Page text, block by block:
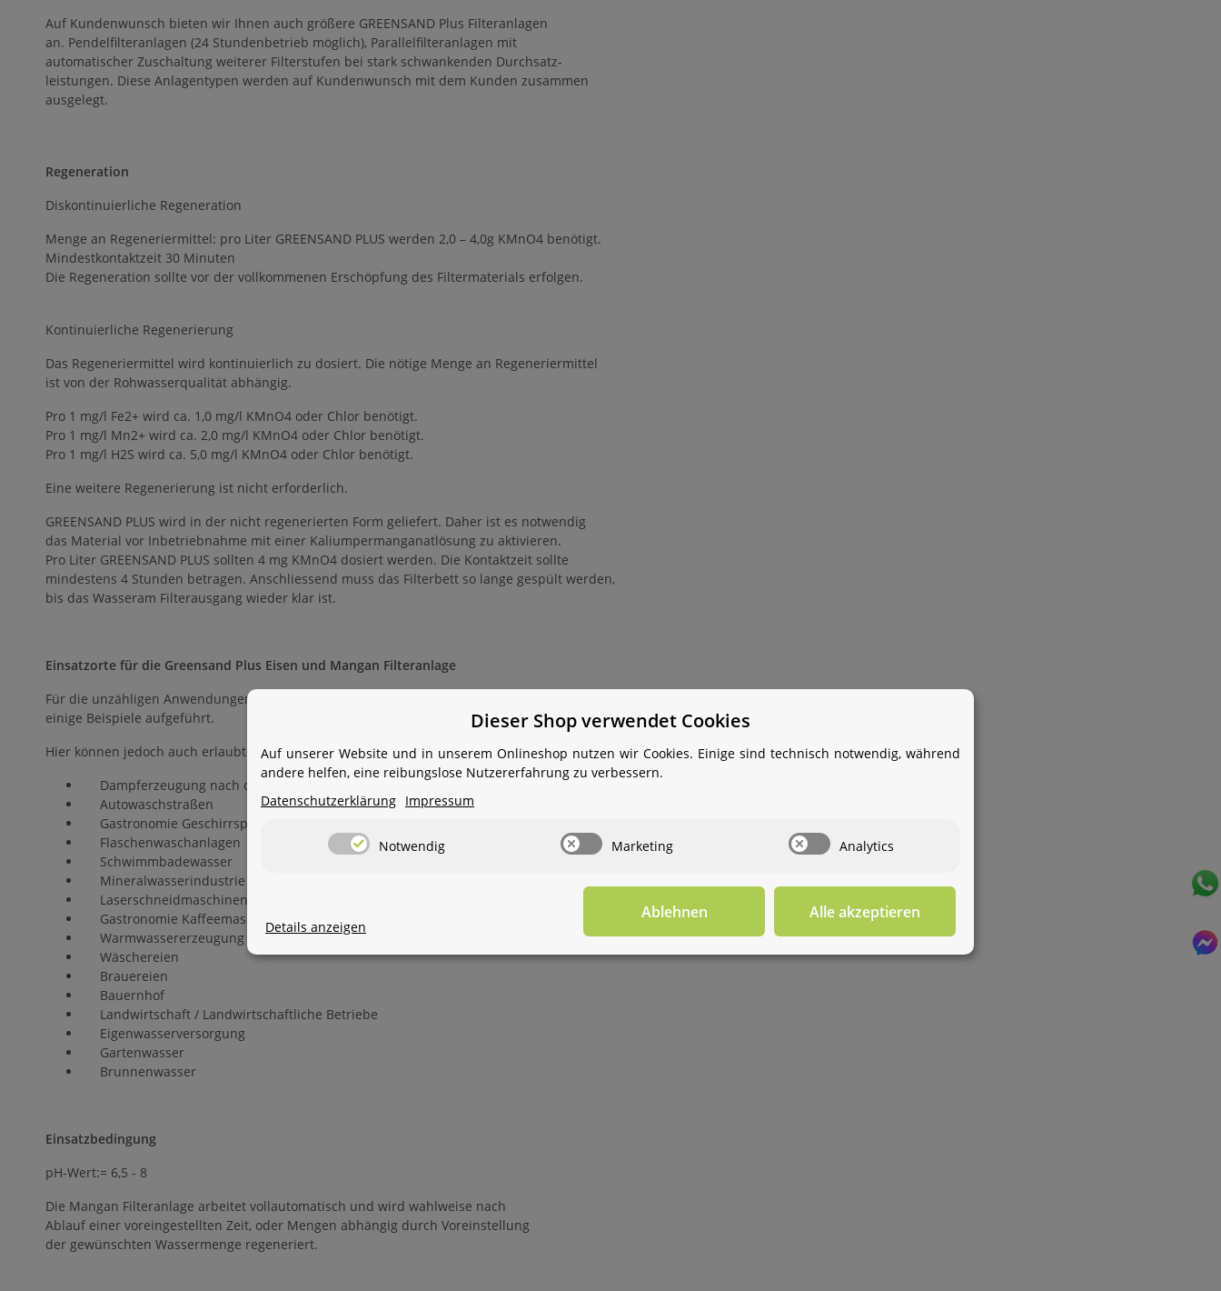
Auf Kundenwunsch bieten wir Ihnen auch größere GREENSAND Plus Filteranlagen
an. Pendelfilteranlagen (24 Stundenbetrieb möglich), Parallelfilteranlagen mit
automatischer Zuschaltung weiterer Filterstufen bei stark schwankenden Durchsatz-
leistungen. Diese Anlagentypen werden auf Kundenwunsch mit dem Kunden zusammen
ausgelegt.
Regeneration
Diskontinuierliche Regeneration
Menge an Regeneriermittel: pro Liter GREENSAND PLUS werden 2,0 – 4,0g KMnO4 benötigt.
Mindestkontaktzeit 30 Minuten
Die Regeneration sollte vor der vollkommenen Erschöpfung des Filtermaterials erfolgen.
Kontinuierliche Regenerierung
Das Regeneriermittel wird kontinuierlich zu dosiert. Die nötige Menge an Regeneriermittel
ist von der Rohwasserqualität abhängig.
Pro 1 mg/l Fe2+ wird ca. 1,0 mg/l KMnO4 oder Chlor benötigt.
Pro 1 mg/l Mn2+ wird ca. 2,0 mg/l KMnO4 oder Chlor benötigt.
Pro 1 mg/l H2S wird ca. 5,0 mg/l KMnO4 oder Chlor benötigt.
Eine weitere Regenerierung ist nicht erforderlich.
GREENSAND PLUS wird in der nicht regenerierten Form geliefert. Daher ist es notwendig
das Material vor Inbetriebnahme mit einer Kaliumpermanganatlösung zu aktivieren.
Pro Liter GREENSAND PLUS sollten 4 mg KMnO4 dosiert werden. Die Kontaktzeit sollte
mindestens 4 Stunden betragen. Anschliessend muss das Filterbett so lange gespült werden,
bis das Wasseram Filterausgang wieder klar ist.
Einsatzorte für die Greensand Plus Eisen und Mangan Filteranlage
Für die unzähligen Anwendungen im gewerblichen / industriellen Bereich sind nur
einige Beispiele aufgeführt.
Hier können jedoch auch erlaubte Mengen bereits störend sein:
Dampferzeugung nach dem Elektrodenverdampfungsprinzip
Autowaschstraßen
Gastronomie Geschirrspüler
Flaschenwaschanlagen
Schwimmbadewasser
Mineralwasserindustrie
Laserschneidmaschinen
Gastronomie Kaffeemaschinen
Warmwassererzeugung in Bäder und Hotellerie
Wäschereien
Brauereien
Bauernhof
Landwirtschaft / Landwirtschaftliche Betriebe
Eigenwasserversorgung
Gartenwasser
Brunnenwasser
Einsatzbedingung
pH-Wert:= 6,5 - 8
Die Mangan Filteranlage arbeitet vollautomatisch und wird wahlweise nach
Ablauf einer voreingestellten Zeit, oder Mengen abhängig durch Voreinstellung
der gewünschten Wassermenge regeneriert.
Ihr WhatsApp-Kontakt zum
Ihnen behilflich sein?
Für diesen Service benötigen Sie WhatsApp. Alternativ
Dieser Shop verwendet Cookies
Auf unserer Website und in unserem Onlineshop nutzen wir Cookies. Einige sind technisch notwendig, während
andere helfen, eine reibungslose Nutzererfahrung zu verbessern.
Datenschutzerklärung Impressum
Notwendig Marketing Analytics
Details anzeigen
Ablehnen Alle akzeptieren